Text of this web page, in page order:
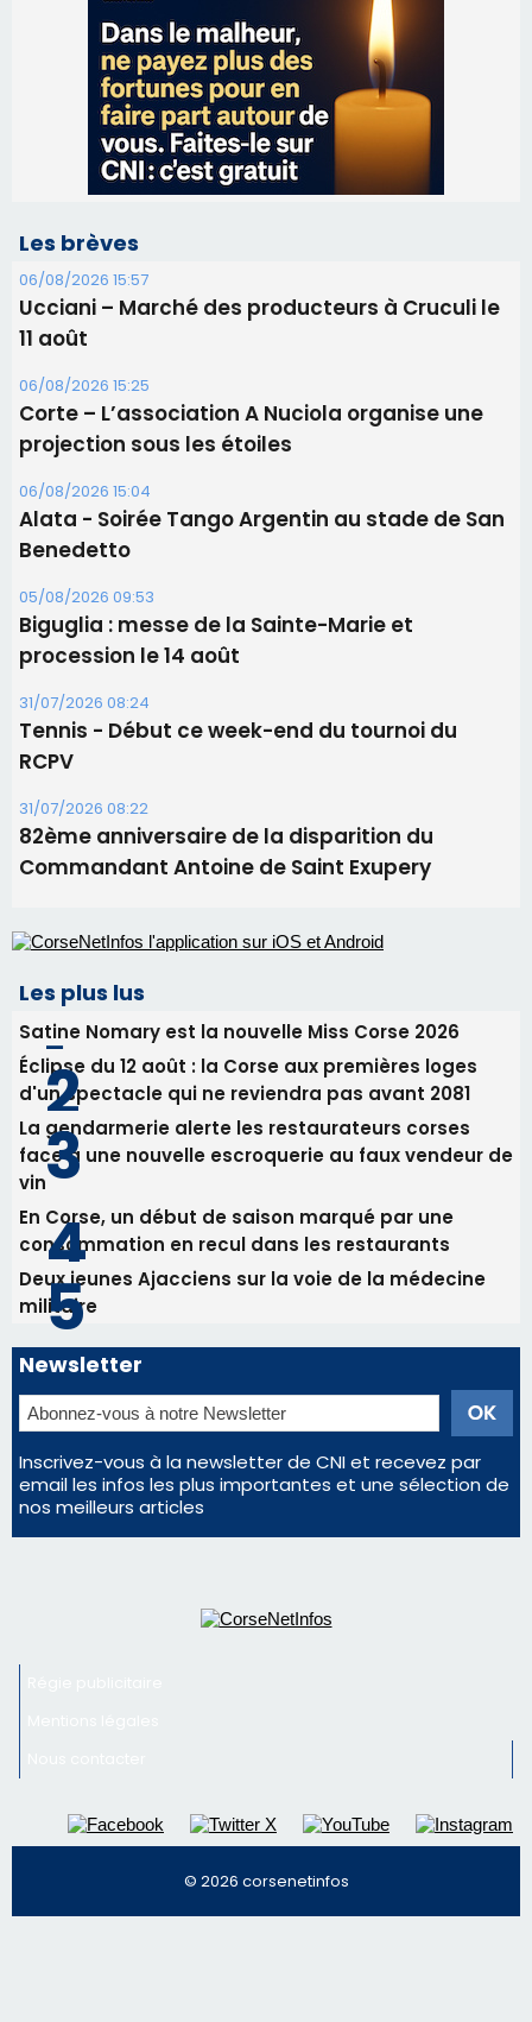
Les brèves
06/08/2026 15:57
Ucciani – Marché des producteurs à Cruculi le
06/08/2026 15:25
Corte – L’association A Nuciola organise une
06/08/2026 15:04
Alata - Soirée Tango Argentin au stade de San
Benedetto
05/08/2026 09:53
Biguglia : messe de la Sainte-Marie et
procession le 14 août
31/07/2026 08:24
Tennis - Début ce week-end du tournoi du
RCPV
31/07/2026 08:22
82ème anniversaire de la disparition du
Commandant Antoine de Saint Exupery
Les plus lus
Satine Nomary est la nouvelle Miss Corse 2026
Éclipse du 12 août : la Corse aux premières loges
d'un spectacle qui ne reviendra pas avant 2081
face à une nouvelle escroquerie au faux vendeur de
En Corse, un début de saison marqué par une
consommation en recul dans les restaurants
Deux jeunes Ajacciens sur la voie de la médecine
militaire
Newsletter
Inscrivez-vous à la newsletter de CNI et recevez par
email les infos les plus importantes et une sélection de
nos meilleurs articles
Régie publicitaire
Mentions légales
Nous contacter